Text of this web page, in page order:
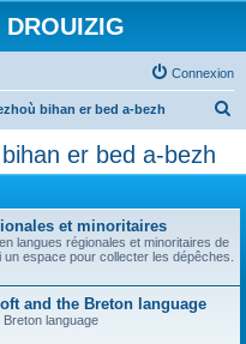
Connexion
bihan er bed a-bezh
er bed a-bezh
et minoritaires
langues régionales et minoritaires de
espace pour collecter les dépêches.
and the Breton language
language